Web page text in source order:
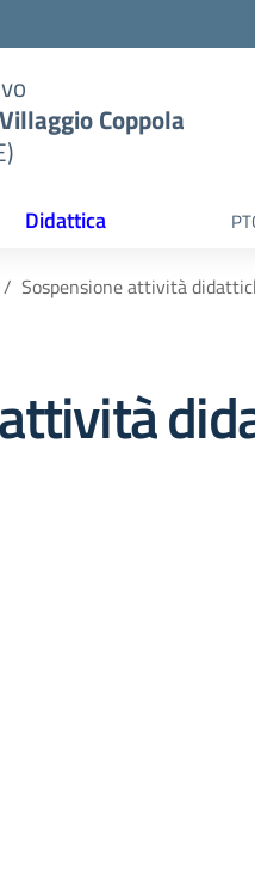
Coppola
Didattica
Sospensione attività